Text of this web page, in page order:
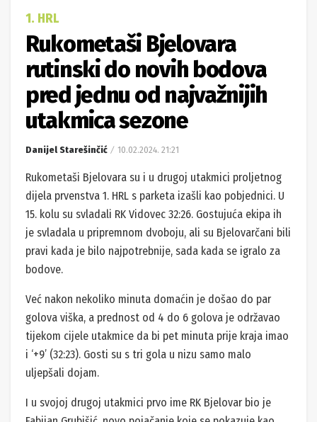
1. HRL
Rukometaši Bjelovara
rutinski do novih bodova
pred jednu od najvažnijih
utakmica sezone
Danijel Starešinčić 10.02.2024. 21:21
Rukometaši Bjelovara su i u drugoj utakmici proljetnog
dijela prvenstva 1. HRL s parketa izašli kao pobjednici. U
15. kolu su svladali RK Vidovec 32:26. Gostujuća ekipa ih
je svladala u pripremnom dvoboju, ali su Bjelovarčani bili
pravi kada je bilo najpotrebnije, sada kada se igralo za
bodove.
Već nakon nekoliko minuta domaćin je došao do par
golova viška, a prednost od 4 do 6 golova je održavao
tijekom cijele utakmice da bi pet minuta prije kraja imao
i ‘+9’ (32:23). Gosti su s tri gola u nizu samo malo
uljepšali dojam.
I u svojoj drugoj utakmici prvo ime RK Bjelovar bio je